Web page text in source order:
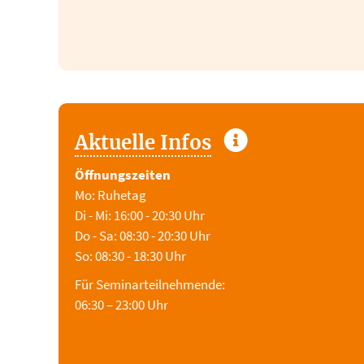
Aktuelle Infos
Öffnungszeiten
Mo: Ruhetag
Di - Mi: 16:00 - 20:30 Uhr
Do - Sa: 08:30 - 20:30 Uhr
So: 08:30 - 18:30 Uhr
Für Seminarteilnehmende:
06:30 – 23:00 Uhr